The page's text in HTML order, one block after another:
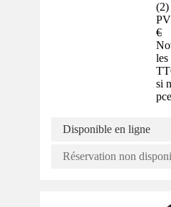
(2)
€
si
pce
Disponible en ligne
Réservation non